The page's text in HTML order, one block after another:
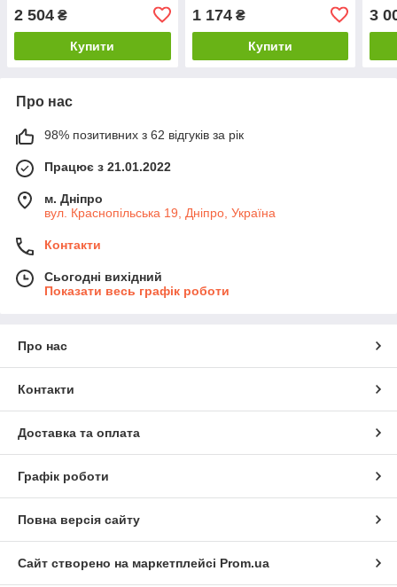
2 504 ₴
Купити
1 174₴
Купити
3
Про нас
98% позитивних з 62 відгуків за рік
Працює з 21.01.2022
м. Дніпро
вул. Краснопільська 19, Дніпро, Україна
Контакти
Сьогодні вихідний
Показати весь графік роботи
Про нас
Контакти
Доставка та оплата
Графік роботи
Повна версія сайту
Сайт створено на маркетплейсі Prom.ua